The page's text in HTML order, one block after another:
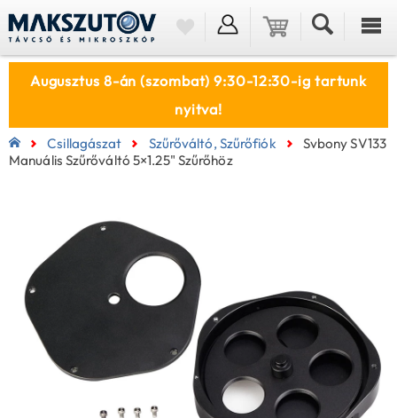
Augusztus 8-án (szombat) 9:30-12:30-ig tartunk
nyitva!
Csillagászat Szűrőváltó, Szűrőfiók
Svbony SV133
Manuális Szűrőváltó 5×1.25" Szűrőhöz